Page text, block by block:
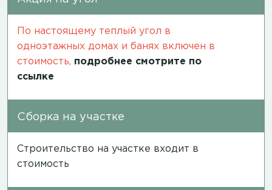
По настоящему теплый угол в
одноэтажных домах и банях включен в
стоимость, подробнее смотрите по
ссылке
Сборка на участке
Строительство на участке входит в
стоимость